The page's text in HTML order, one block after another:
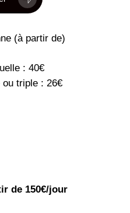
(à partir de)
: 40€
ou triple : 26€
de 150€/jour